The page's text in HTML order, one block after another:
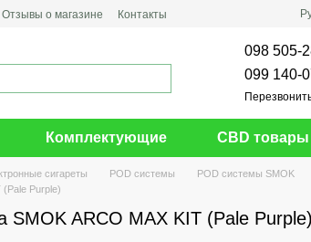
Отзывы о магазине Контакты
098 505-
099 140-
Комплектующие CBD товары
сигареты POD системы
POD системы SMOK
(Pale Purple)
SMOK ARCO MAX KIT (Pale Purple)